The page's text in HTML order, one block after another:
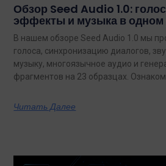
Обзор Seed Audio 1.0:
эффекты и музыка в одном
В нашем обзоре Seed Audio 1.0 мы
голоса, синхронизацию диалогов,
музыку, многоязычное аудио и
фрагментов на 23 образцах.
Читать Далее